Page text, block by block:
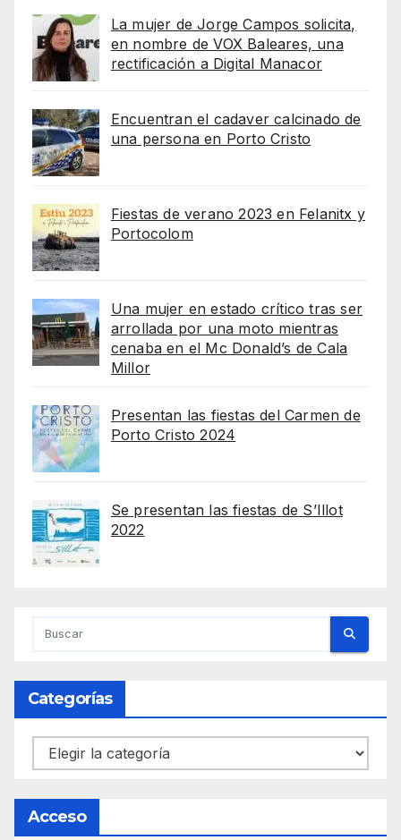
La mujer de Jorge Campos solicita,
en nombre de VOX Baleares, una
rectificación a Digital Manacor
Encuentran el cadaver calcinado de
una persona en Porto Cristo
Fiestas de verano 2023 en Felanitx y
Portocolom
Una mujer en estado crítico tras ser
arrollada por una moto mientras
cenaba en el Mc Donald’s de Cala
Millor
Presentan las fiestas del Carmen de
Porto Cristo 2024
Se presentan las fiestas de S’Illot
2022
Categorías
Categorías
Acceso